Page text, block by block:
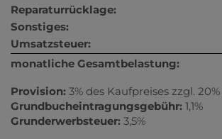
Reparaturrücklage:
Sonstiges:
Umsatzsteuer:
monatliche Gesamtbelastung:
Provision: 3% des Kaufpreises zzgl. 20%
Grundbucheintragungsgebühr: 1,1%
Grunderwerbsteuer: 3,5%